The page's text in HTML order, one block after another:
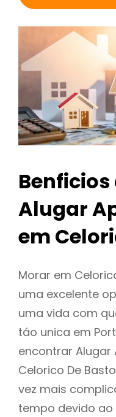
Alugar
em
Morar em
uma excelente
uma vida com
táo unica em
encontrar
Celorico De
vez mais
tempo devido